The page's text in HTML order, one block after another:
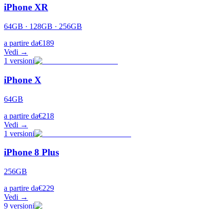
iPhone XR
64GB · 128GB · 256GB
a partire da€189
Vedi →
1 versioni
iPhone X
64GB
a partire da€218
Vedi →
1 versioni
iPhone 8 Plus
256GB
a partire da€229
Vedi →
9 versioni